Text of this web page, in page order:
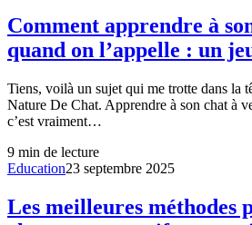
Comment apprendre à
quand on l’appelle : un
Tiens, voilà un sujet qui me trotte dans la
Nature De Chat. Apprendre à son chat à
c’est vraiment…
9 min de lecture
Education23 septembre 2025
Les meilleures méthodes